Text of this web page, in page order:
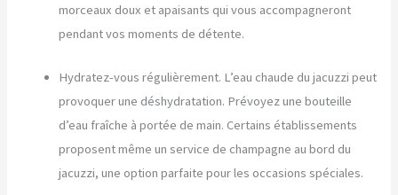
morceaux doux et apaisants qui vous accompagneront
pendant vos moments de détente.
Hydratez-vous régulièrement. L’eau chaude du jacuzzi peut
provoquer une déshydratation. Prévoyez une bouteille
d’eau fraîche à portée de main. Certains établissements
proposent même un service de champagne au bord du
jacuzzi, une option parfaite pour les occasions spéciales.